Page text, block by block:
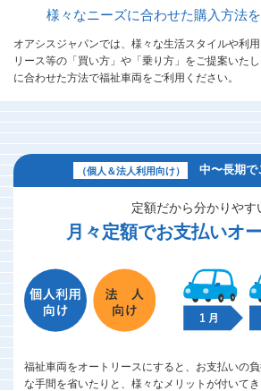
様々なニーズに合わせた購入方法を
オアシスジャパンでは、様々な生活スタイルや利用
リース等の「買い方」や「乗り方」をご提案いた
に合わせた方法で福祉車両をご利用ください。
（個人＆法人利用向け） 中〜長期で
定額だから分かりやす
月々定額でお支払いオ
福祉車両をオートリースにすると、お支払いの
な手間を省いたりと、様々なメリットが付いて